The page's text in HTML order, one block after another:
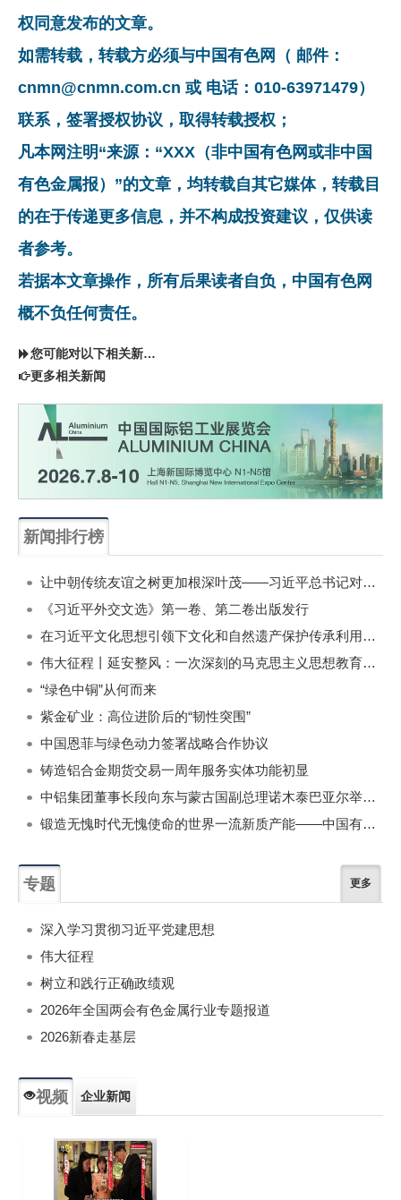
权同意发布的文章。
如需转载，转载方必须与中国有色网（ 邮件：
cnmn@cnmn.com.cn 或 电话：010-63971479）
联系，签署授权协议，取得转载授权；
凡本网注明“来源：“XXX（非中国有色网或非中国
有色金属报）”的文章，均转载自其它媒体，转载目
的在于传递更多信息，并不构成投资建议，仅供读
者参考。
若据本文章操作，所有后果读者自负，中国有色网
概不负任何责任。
您可能对以下相关新闻同样感兴趣
更多相关新闻
新闻排行榜
让中朝传统友谊之树更加根深叶茂——习近平总书记对朝鲜进行国事访问纪实
《习近平外交文选》第一卷、第二卷出版发行
在习近平文化思想引领下文化和自然遗产保护传承利用工作开创新局面
伟大征程丨延安整风：一次深刻的马克思主义思想教育运动
“绿色中铜”从何而来
紫金矿业：高位进阶后的“韧性突围”
中国恩菲与绿色动力签署战略合作协议
铸造铝合金期货交易一周年服务实体功能初显
中铝集团董事长段向东与蒙古国副总理诺木泰巴亚尔举行会谈
锻造无愧时代无愧使命的世界一流新质产能——中国有色金属工业的战略应对与破局之道（二）
专题 更多
深入学习贯彻习近平党建思想
伟大征程
树立和践行正确政绩观
2026年全国两会有色金属行业专题报道
2026新春走基层
视频 企业新闻